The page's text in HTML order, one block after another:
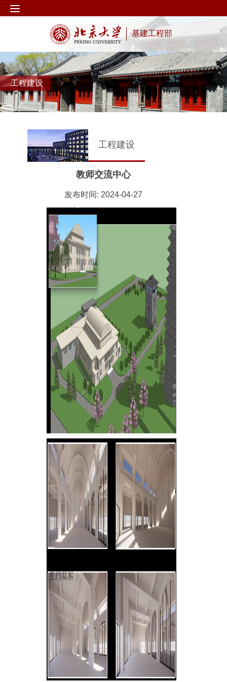
基建工程部
工程建设
工程建设
教师交流中心
发布时间: 2024-04-27